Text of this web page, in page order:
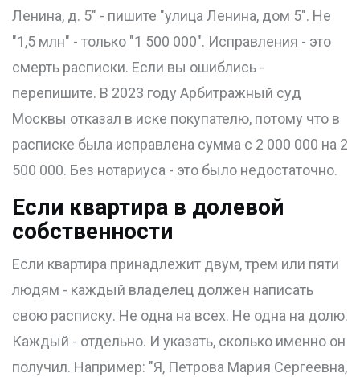
Ленина, д. 5" - пишите "улица Ленина, дом 5". Не
"1,5 млн" - только "1 500 000". Исправления - это
смерть расписки. Если вы ошиблись -
перепишите. В 2023 году Арбитражный суд
Москвы отказал в иске покупателю, потому что в
расписке была исправлена сумма с 2 000 000 на 2
500 000. Без нотариуса - это было недостаточно.
Если квартира в долевой
собственности
Если квартира принадлежит двум, трем или пяти
людям - каждый владелец должен написать
свою расписку. Не одна на всех. Не одна на долю.
Каждый - отдельно. И указать, сколько именно он
получил. Например: "Я, Петрова Мария Сергеевна,